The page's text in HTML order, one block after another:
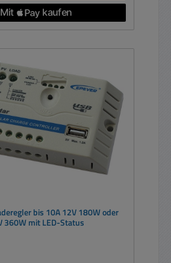
bis 10A 12V 180W oder
360W mit LED-Status